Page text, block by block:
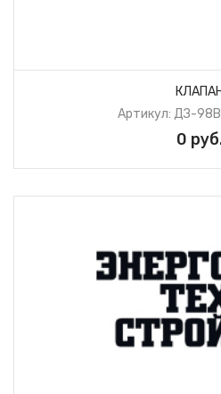
КЛАПАН
Артикул: ДЗ-
0